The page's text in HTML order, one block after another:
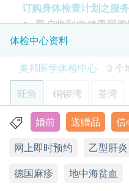
红血球平均红蛋白量
红血球平均红蛋白
中性白血球
淋巴白血球
嗜碱性粒细胞
嗜酸性粒细胞
血涂片
泌尿情况
小便蛋白质
小便尿糖
超薄柏氏子宫颈抹片检验
除可檢查子宮頸癌前期
(只限有性經驗女性)
HK$410.0
肾脏功能检验
包括肌肝酸、尿素及尿酸
HK$280.0
铁蛋白水平升高反映某身
HK$
订购身体检查计划之服
客户收到由健康网
功付款电邮后，美
工作天的办公时间内
间及地点。客户亦可
工作天致电该中心预
购买计划后可安排
的正式收据，并于7-
购买时提出收据要求
员: 电邮
2288)。
健康检查计划只适用
体检中心资料
美邦医学体检中心
3 个
旺角
铜锣湾 荃湾
旺角亚皆老街8号朗豪坊办
显示地图
星期一至六︰9:00a.m. –
婚前 送赠品 信
网上即时预约
乙型肝炎
德国麻疹
地中海贫血